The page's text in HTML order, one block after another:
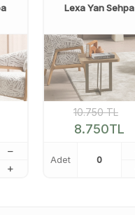
Lexa Yan Sehpa
10.750TL
8.750TL
Adet